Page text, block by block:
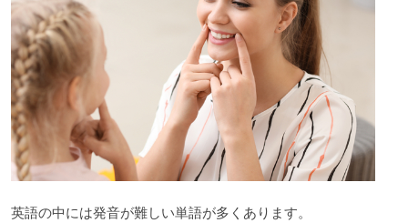
英語の中には発音が難しい単語が多くあります。